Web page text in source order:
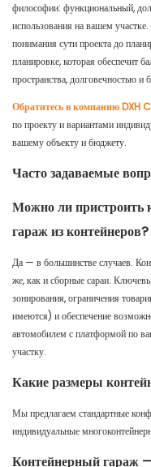
философии: функциональный,
использования на вашем
понимания сути проекта до
планировке, которая обеспечит
пространства, долговечностью и
Обратитесь в компанию DXH
по проекту и вариантами
вашему объекту и бюджету.
Часто задаваемые
Можно ли пристроить
гараж из контейнеров?
Да — в большинстве случаев.
же, как и сборные сараи.
зонирования, ограничения
имеются) и обеспечение
автомобилем с платформой по
участку.
Какие размеры
Мы предлагаем стандартные
индивидуальные
Контейнерный гараж